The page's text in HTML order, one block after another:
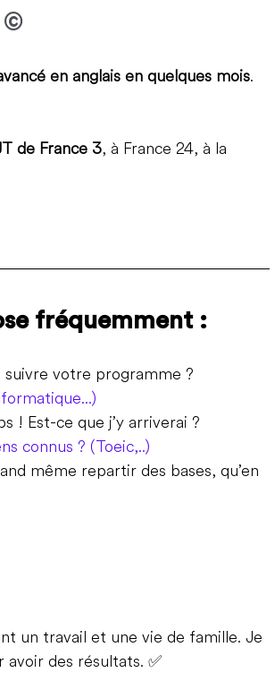
©
en anglais en quelques mois.
de France 3, à France 24, à la
fréquemment :
suivre votre programme ?
! Est-ce que j’y arriverai ?
connus ? (Toeic,..)
même repartir des bases, qu’en
un travail et une vie de famille. Je
avoir des résultats. ✅